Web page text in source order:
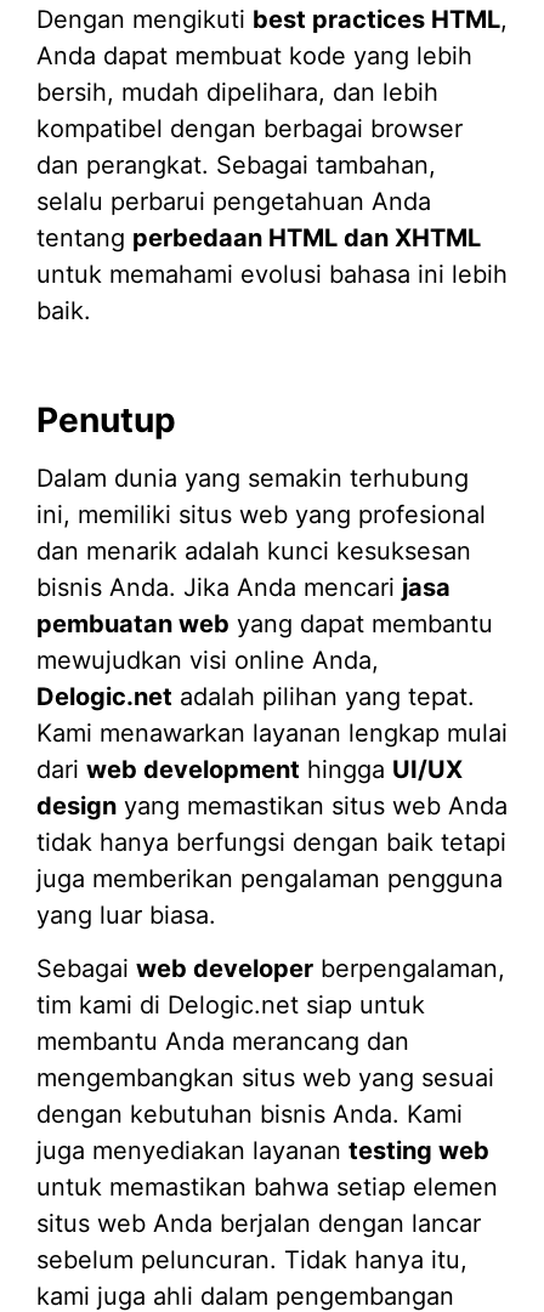
Dengan mengikuti best practices HTML,
Anda dapat membuat kode yang lebih
bersih, mudah dipelihara, dan lebih
kompatibel dengan berbagai browser
dan perangkat. Sebagai tambahan,
selalu perbarui pengetahuan Anda
tentang perbedaan HTML dan XHTML
untuk memahami evolusi bahasa ini lebih
baik.
Penutup
Dalam dunia yang semakin terhubung
ini, memiliki situs web yang profesional
dan menarik adalah kunci kesuksesan
bisnis Anda. Jika Anda mencari jasa
pembuatan web yang dapat membantu
mewujudkan visi online Anda,
Delogic.net adalah pilihan yang tepat.
Kami menawarkan layanan lengkap mulai
dari web development hingga UI/UX
design yang memastikan situs web Anda
tidak hanya berfungsi dengan baik tetapi
juga memberikan pengalaman pengguna
yang luar biasa.
Sebagai web developer berpengalaman,
tim kami di Delogic.net siap untuk
membantu Anda merancang dan
mengembangkan situs web yang sesuai
dengan kebutuhan bisnis Anda. Kami
juga menyediakan layanan testing web
untuk memastikan bahwa setiap elemen
situs web Anda berjalan dengan lancar
sebelum peluncuran. Tidak hanya itu,
kami juga ahli dalam pengembangan